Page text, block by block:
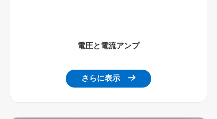
電圧と電流アンプ
さらに表示 